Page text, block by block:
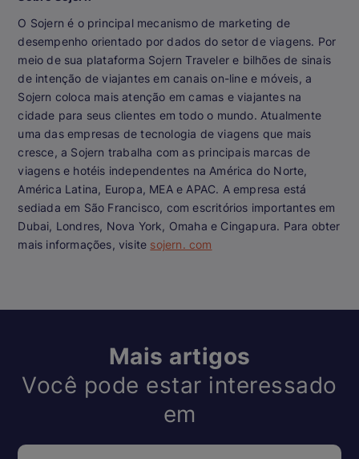
O Sojern é o principal mecanismo de marketing de
desempenho orientado por dados do setor de viagens. Por
meio de sua plataforma Sojern Traveler e bilhões de sinais
de intenção de viajantes em canais on-line e móveis, a
Sojern coloca mais atenção em camas e viajantes na
cidade para seus clientes em todo o mundo. Atualmente
uma das empresas de tecnologia de viagens que mais
cresce, a Sojern trabalha com as principais marcas de
viagens e hotéis independentes na América do Norte,
América Latina, Europa, MEA e APAC. A empresa está
sediada em São Francisco, com escritórios importantes em
Dubai, Londres, Nova York, Omaha e Cingapura. Para obter
mais informações, visite sojern. com
Mais artigos
Você pode estar interessado
em